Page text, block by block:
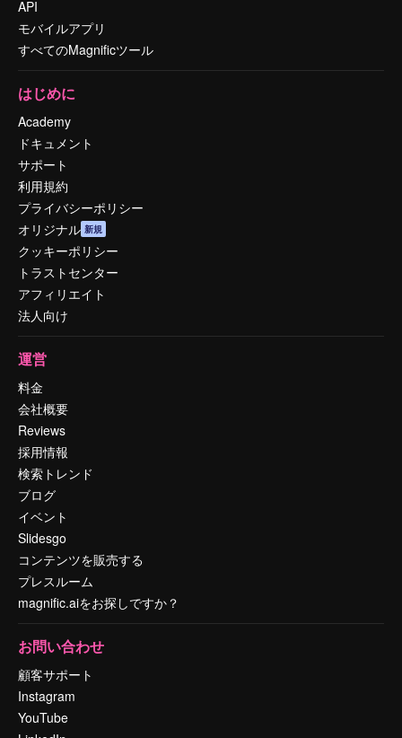
API
モバイルアプリ
すべてのMagnificツール
はじめに
Academy
ドキュメント
サポート
利用規約
プライバシーポリシー
オリジナル 新規
クッキーポリシー
トラストセンター
アフィリエイト
法人向け
運営
料金
会社概要
Reviews
採用情報
検索トレンド
ブログ
イベント
Slidesgo
コンテンツを販売する
プレスルーム
magnific.aiをお探しですか？
お問い合わせ
顧客サポート
Instagram
YouTube